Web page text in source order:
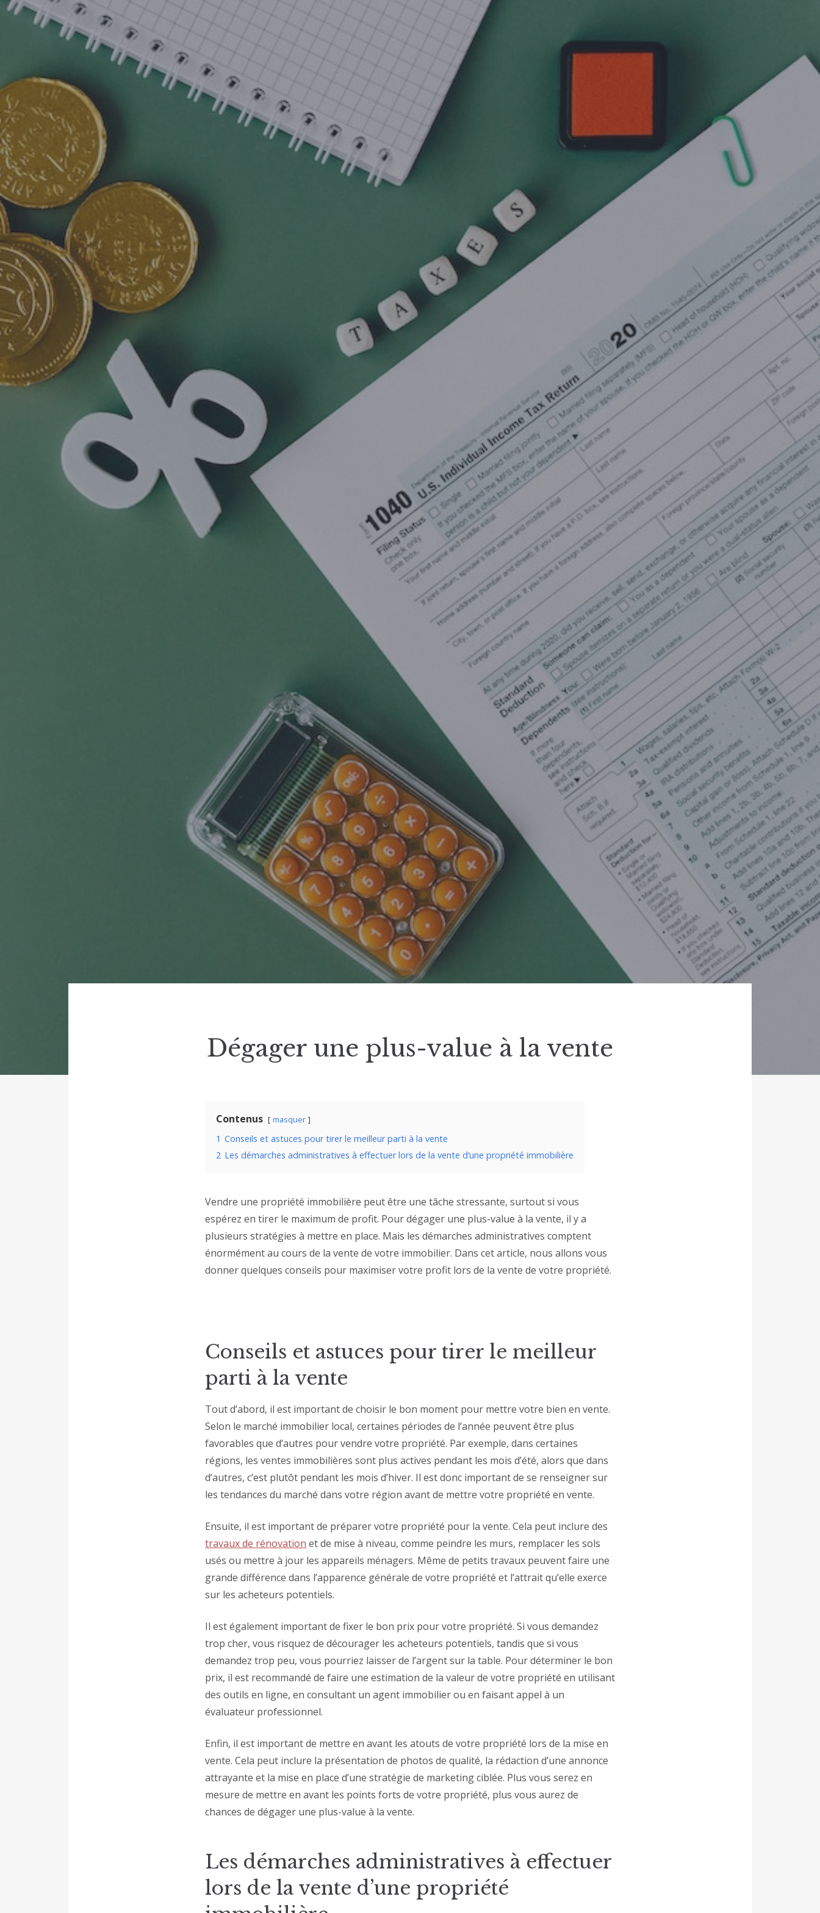
Dégager une plus-value à la vente
Contenus masquer
1 Conseils et astuces pour tirer le meilleur parti à la vente
2 Les démarches administratives à effectuer lors de la vente d’une propriété immobilière
Vendre une propriété immobilière peut être une tâche stressante, surtout si vous
espérez en tirer le maximum de profit. Pour dégager une plus-value à la vente, il y a
plusieurs stratégies à mettre en place. Mais les démarches administratives comptent
énormément au cours de la vente de votre immobilier. Dans cet article, nous allons vous
donner quelques conseils pour maximiser votre profit lors de la vente de votre propriété.
Conseils et astuces pour tirer le meilleur
parti à la vente
Tout d’abord, il est important de choisir le bon moment pour mettre votre bien en vente.
Selon le marché immobilier local, certaines périodes de l’année peuvent être plus
favorables que d’autres pour vendre votre propriété. Par exemple, dans certaines
régions, les ventes immobilières sont plus actives pendant les mois d’été, alors que dans
d’autres, c’est plutôt pendant les mois d’hiver. Il est donc important de se renseigner sur
les tendances du marché dans votre région avant de mettre votre propriété en vente.
Ensuite, il est important de préparer votre propriété pour la vente. Cela peut inclure des
travaux de rénovation et de mise à niveau, comme peindre les murs, remplacer les sols
usés ou mettre à jour les appareils ménagers. Même de petits travaux peuvent faire une
grande différence dans l’apparence générale de votre propriété et l’attrait qu’elle exerce
sur les acheteurs potentiels.
Il est également important de fixer le bon prix pour votre propriété. Si vous demandez
trop cher, vous risquez de décourager les acheteurs potentiels, tandis que si vous
demandez trop peu, vous pourriez laisser de l’argent sur la table. Pour déterminer le bon
prix, il est recommandé de faire une estimation de la valeur de votre propriété en utilisant
des outils en ligne, en consultant un agent immobilier ou en faisant appel à un
évaluateur professionnel.
Enfin, il est important de mettre en avant les atouts de votre propriété lors de la mise en
vente. Cela peut inclure la présentation de photos de qualité, la rédaction d’une annonce
attrayante et la mise en place d’une stratégie de marketing ciblée. Plus vous serez en
mesure de mettre en avant les points forts de votre propriété, plus vous aurez de
chances de dégager une plus-value à la vente.
Les démarches administratives à effectuer
lors de la vente d’une propriété